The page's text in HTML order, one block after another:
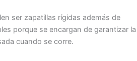
ser zapatillas rígidas además de
porque se encargan de garantizar la
cuando se corre.